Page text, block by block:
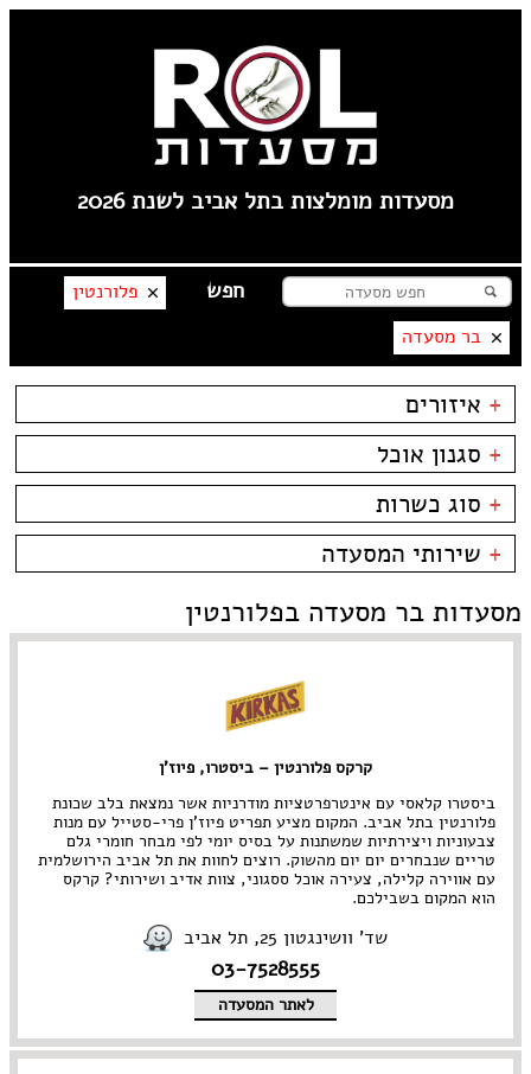
מסעדות מומלצות בתל אביב לשנת 2026
פלורנטין
בר מסעדה
+ איזורים
צהלה
שוק הפשפשים
לילינבלום
תל אביב
----
פלורנטין
צפון תל אביב
קרליבך
הארבעה • עזריאלי
ירקון
נווה צדק • מתחם התחנה
נחלת בנימין
נמל תל אביב
מתחם שרונה
צפון תל אביב • רמת החייל
+ סגנון אוכל
בשרים
דגים
פירות ים
צרפתי
סושי
אירועים
ביסטרו
בית קפה
בר מסעדה
גורמה
גרוזיני
הודי
חומוס
חלבי
טאפאס בר
יהודי
יווני
ים תיכוני
מקסיקני
מרוקאי
פיוז'ן
פיצרייה
צמחוני/ טבעוני
קייטרינג
רוסי
תאילנדי
תבשילים
+ סוג כשרות
כשרות
כשר למהדרין
+ שירותי המסעדה
משלוחים
מסעדות בר מסעדה בפלורנטין
קרקס פלורנטין – ביסטרו, פיוז'ן
ביסטרו קלאסי עם אינטרפרטציות מודרניות אשר נמצאת בלב שכונת
פלורנטין בתל אביב. המקום מציע תפריט פיוז'ן פרי-סטייל עם מנות
צבעוניות ויצירתיות שמשתנות על בסיס יומי לפי מבחר חומרי גלם
טריים שנבחרים יום יום מהשוק. רוצים לחוות את תל אביב הירושלמית
עם אווירה קלילה, צעירה אוכל ססגוני, צוות אדיב ושירותי? קרקס
הוא המקום בשבילכם.
שד' וושינגטון 25, תל אביב
03-7528555
לאתר המסעדה